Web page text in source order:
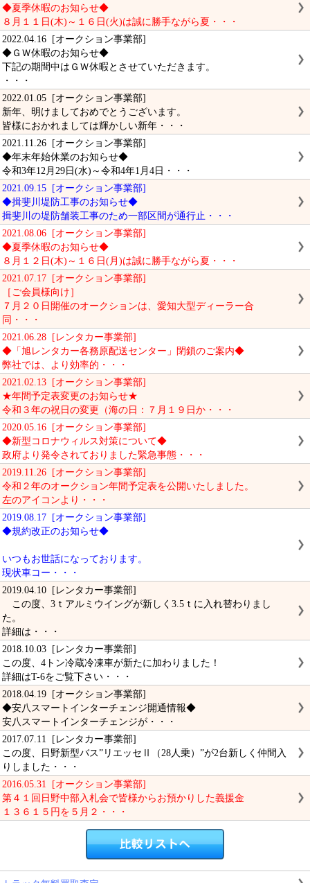
◆夏季休暇のお知らせ◆
８月１１日(木)～１６日(火)は誠に勝手ながら夏・・・
2022.04.16 [オークション事業部]
◆ＧＷ休暇のお知らせ◆
下記の期間中はＧＷ休暇とさせていただきます。
・・・
2022.01.05 [オークション事業部]
新年、明けましておめでとうございます。
皆様におかれましては輝かしい新年・・・
2021.11.26 [オークション事業部]
◆年末年始休業のお知らせ◆
令和3年12月29日(水)～令和4年1月4日・・・
2021.09.15 [オークション事業部]
◆揖斐川堤防工事のお知らせ◆
揖斐川の堤防舗装工事のため一部区間が通行止・・・
2021.08.06 [オークション事業部]
◆夏季休暇のお知らせ◆
８月１２日(木)～１６日(月)は誠に勝手ながら夏・・・
2021.07.17 [オークション事業部]
［ご会員様向け］
７月２０日開催のオークションは、愛知大型ディーラー合
同・・・
2021.06.28 [レンタカー事業部]
◆「旭レンタカー各務原配送センター」閉鎖のご案内◆
弊社では、より効率的・・・
2021.02.13 [オークション事業部]
★年間予定表変更のお知らせ★
令和３年の祝日の変更（海の日：７月１９日か・・・
2020.05.16 [オークション事業部]
◆新型コロナウィルス対策について◆
政府より発令されておりました緊急事態・・・
2019.11.26 [オークション事業部]
令和２年のオークション年間予定表を公開いたしました。
左のアイコンより・・・
2019.08.17 [オークション事業部]
◆規約改正のお知らせ◆
いつもお世話になっております。
現状車コー・・・
2019.04.10 [レンタカー事業部]
この度、3ｔアルミウイングが新しく3.5ｔに入れ替わりまし
た。
詳細は・・・
2018.10.03 [レンタカー事業部]
この度、4トン冷蔵冷凍車が新たに加わりました！
詳細はT-6をご覧下さい・・・
2018.04.19 [オークション事業部]
◆安八スマートインターチェンジ開通情報◆
安八スマートインターチェンジが・・・
2017.07.11 [レンタカー事業部]
この度、日野新型バス”リエッセⅡ（28人乗）”が2台新しく仲間入
りしました・・・
2016.05.31 [オークション事業部]
第４１回日野中部入札会で皆様からお預かりした義援金
１３６１５円を５月２・・・